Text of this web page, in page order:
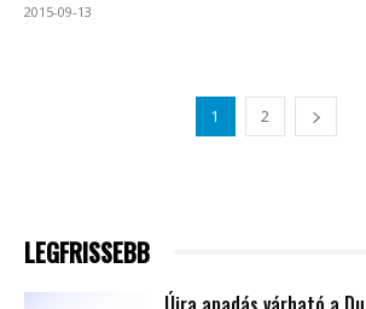
2015-09-13
1 2
LEGFRISSEBB